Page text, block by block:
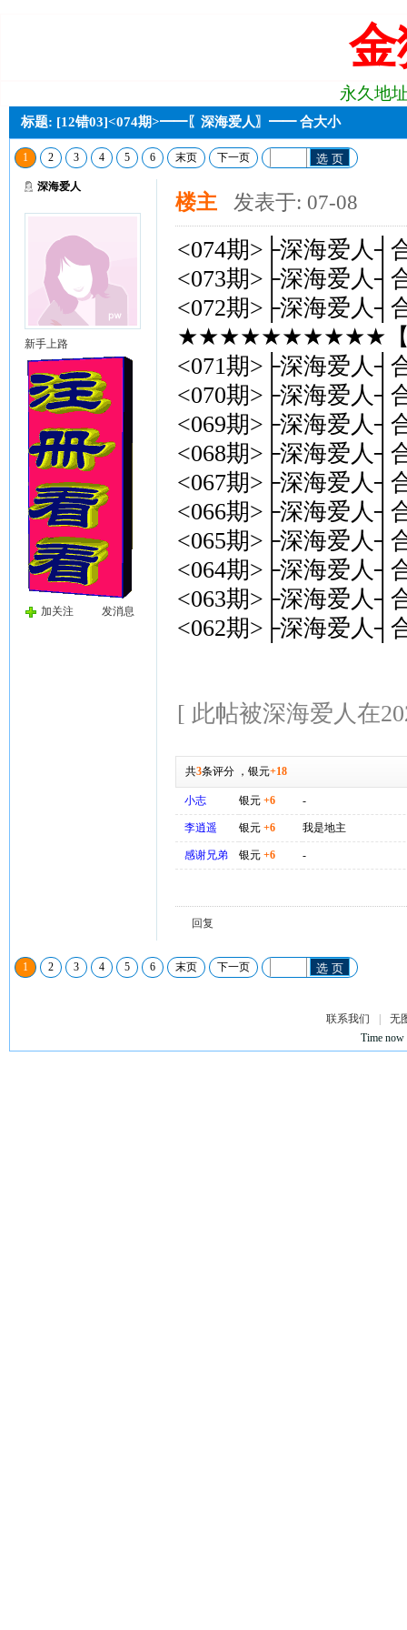
永久地
标题: [12错03]<074期>━━〖深海爱人〗━━ 合大小
1 2 3 4 5 6 末页 下一页 选 页
深海爱人
新手上路
加关注 发消息
楼主 发表于: 07-08
<074期>├深海爱人┤
<073期>├深海爱人┤
<072期>├深海爱人┤
★★★★★★★★★★
<071期>├深海爱人┤
<070期>├深海爱人┤
<069期>├深海爱人┤
<068期>├深海爱人┤
<067期>├深海爱人┤
<066期>├深海爱人┤
<065期>├深海爱人┤
<064期>├深海爱人┤
<063期>├深海爱人┤
<062期>├深海爱人┤
[ 此帖被深海爱人在
共3条评分， 银元+18
小志 银元 +6 -
李逍遥 银元 +6 我是地主
感谢兄弟 银元 +6 -
回复
1 2 3 4 5 6 末页 下一页 选 页
联系我们
无
Time now